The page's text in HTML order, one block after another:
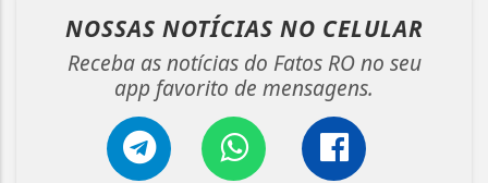
NOSSAS NOTÍCIAS NO CELULAR
Receba as notícias do Fatos RO no seu
app favorito de mensagens.